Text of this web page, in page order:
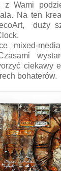
z Wami
Na ten
duży
mixed-
ciekawy
bohaterów.